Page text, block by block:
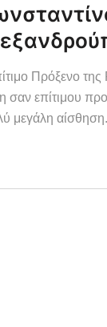
Πρόξενο
σαν επίτιμου
μεγάλη